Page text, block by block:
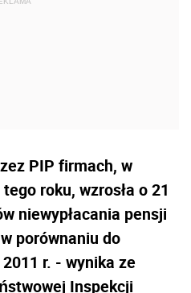
PIP firmach, w
roku, wzrosła o 21
niewypłacania pensji
porównaniu do
r. - wynika ze
Inspekcji